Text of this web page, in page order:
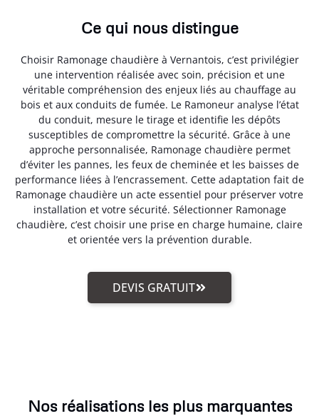
Ce qui nous distingue
Choisir Ramonage chaudière à Vernantois, c’est privilégier
une intervention réalisée avec soin, précision et une
véritable compréhension des enjeux liés au chauffage au
bois et aux conduits de fumée. Le Ramoneur analyse l’état
du conduit, mesure le tirage et identifie les dépôts
susceptibles de compromettre la sécurité. Grâce à une
approche personnalisée, Ramonage chaudière permet
d’éviter les pannes, les feux de cheminée et les baisses de
performance liées à l’encrassement. Cette adaptation fait de
Ramonage chaudière un acte essentiel pour préserver votre
installation et votre sécurité. Sélectionner Ramonage
chaudière, c’est choisir une prise en charge humaine, claire
et orientée vers la prévention durable.
DEVIS GRATUIT
Nos réalisations les plus marquantes